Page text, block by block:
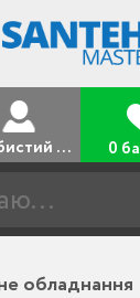
Особистий кабінет 0
обладнання